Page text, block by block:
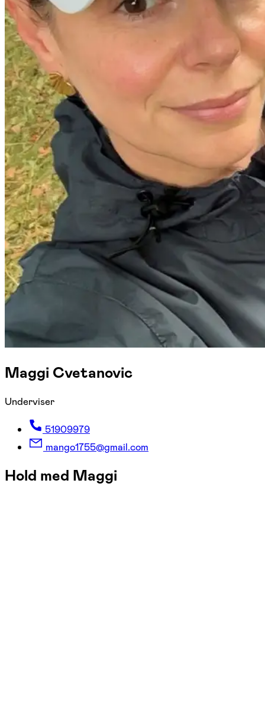
Maggi Cvetanovic
Underviser
51909979
mango1755@gmail.com
Hold med Maggi